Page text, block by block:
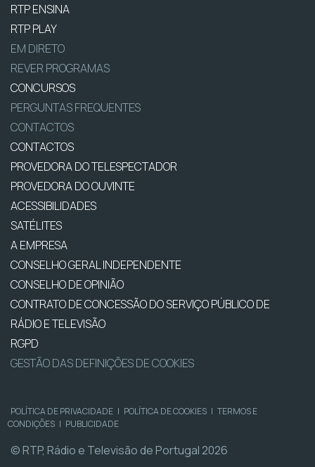
RTP ENSINA
RTP PLAY
EM DIRETO
REVER PROGRAMAS
CONCURSOS
PERGUNTAS FREQUENTES
CONTACTOS
CONTACTOS
PROVEDORA DO TELESPECTADOR
PROVEDORA DO OUVINTE
ACESSIBILIDADES
SATÉLITES
A EMPRESA
CONSELHO GERAL INDEPENDENTE
CONSELHO DE OPINIÃO
CONTRATO DE CONCESSÃO DO SERVIÇO PÚBLICO DE
RÁDIO E TELEVISÃO
RGPD
GESTÃO DAS DEFINIÇÕES DE COOKIES
POLÍTICA DE PRIVACIDADE | POLÍTICA DE COOKIES | TERMOS E
CONDIÇÕES | PUBLICIDADE
© RTP, Rádio e Televisão de Portugal 2026